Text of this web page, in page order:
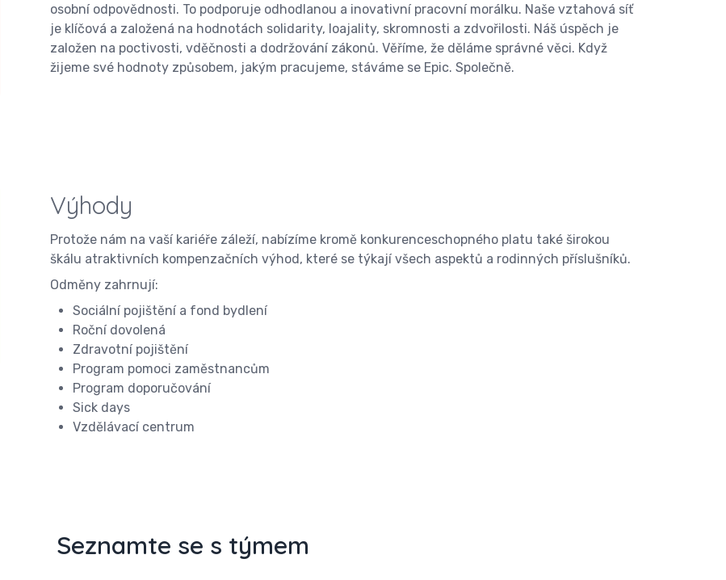
osobní odpovědnosti. To podporuje odhodlanou a inovativní pracovní morálku. Naše vztahová síť
je klíčová a založená na hodnotách solidarity, loajality, skromnosti a zdvořilosti. Náš úspěch je
založen na poctivosti, vděčnosti a dodržování zákonů. Věříme, že děláme správné věci. Když
žijeme své hodnoty způsobem, jakým pracujeme, stáváme se Epic. Společně.
Výhody
Protože nám na vaší kariéře záleží, nabízíme kromě konkurenceschopného platu také širokou
škálu atraktivních kompenzačních výhod, které se týkají všech aspektů a rodinných příslušníků.
Odměny zahrnují:
Sociální pojištění a fond bydlení
Roční dovolená
Zdravotní pojištění
Program pomoci zaměstnancům
Program doporučování
Sick days
Vzdělávací centrum
Seznamte se s týmem